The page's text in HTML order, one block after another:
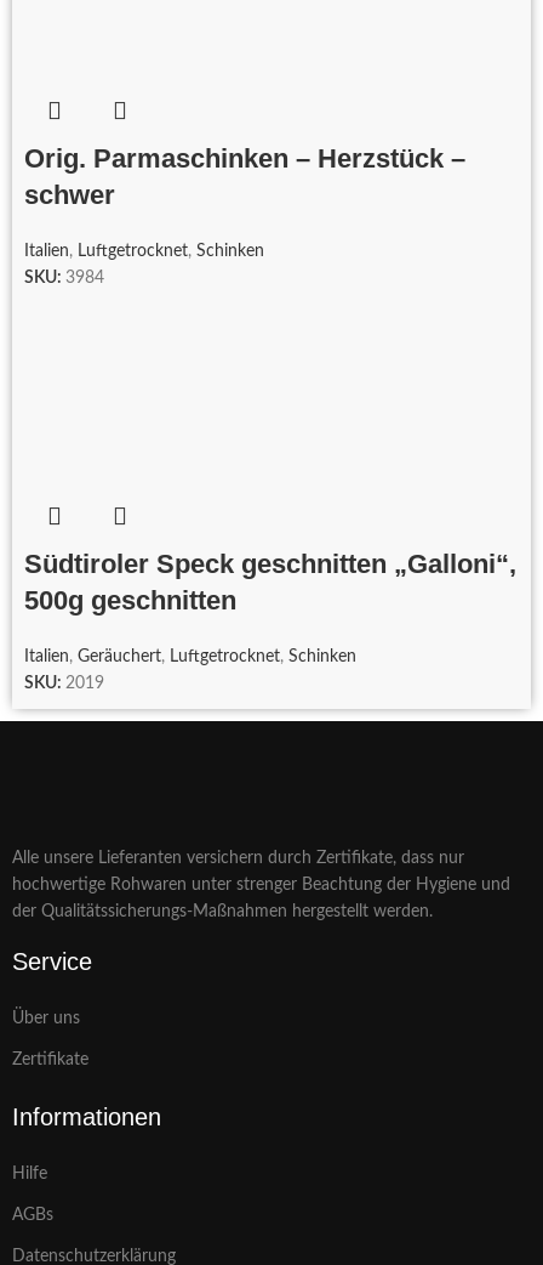
Orig. Parmaschinken – Herzstück –
schwer
Italien, Luftgetrocknet, Schinken
SKU: 3984
Südtiroler Speck geschnitten „Galloni“,
500g geschnitten
Italien, Geräuchert, Luftgetrocknet, Schinken
SKU: 2019
Alle unsere Lieferanten versichern durch Zertifikate, dass nur
hochwertige Rohwaren unter strenger Beachtung der Hygiene und
der Qualitätssicherungs-Maßnahmen hergestellt werden.
Service
Über uns
Zertifikate
Informationen
Hilfe
AGBs
Datenschutzerklärung